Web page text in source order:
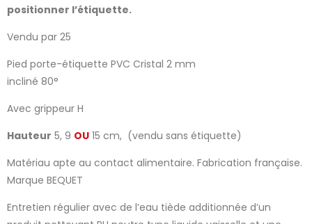
positionner l’étiquette.
Vendu par 25
Pied porte-étiquette PVC Cristal 2 mm
incliné 80°
Avec grippeur H
Hauteur 5, 9 OU 15 cm, (vendu sans étiquette)
Matériau apte au contact alimentaire. Fabrication française.
Marque BEQUET
Entretien régulier avec de l’eau tiède additionnée d’un